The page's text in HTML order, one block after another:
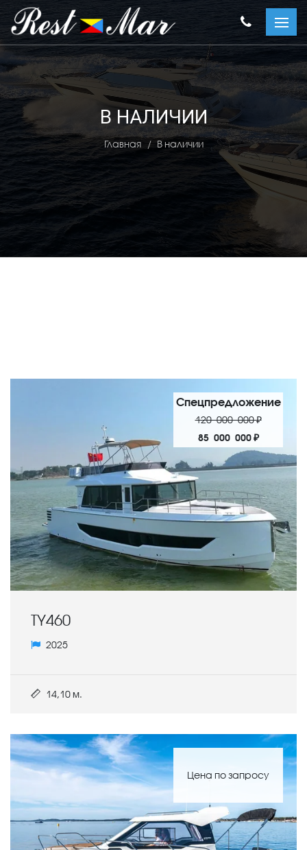
В НАЛИЧИИ
Главная В наличии
Спецпредложение
120 000 000 ₽
85 000 000 ₽
TY460
2025
14,10 м.
Цена по запросу